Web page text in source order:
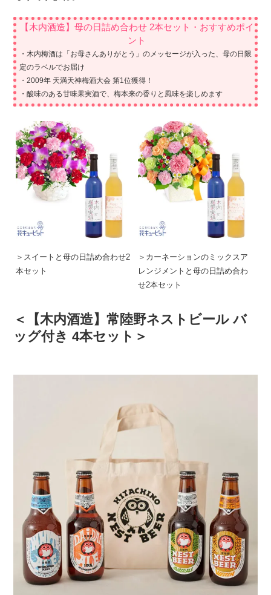
【木内酒造】母の日詰め合わせ 2本セット・おすすめポイ
ント
・木内梅酒は「お母さんありがとう」のメッセージが入った、母の日限
定のラベルでお届け
・2009年 天満天神梅酒大会 第1位獲得！
・酸味のある甘味果実酒で、梅本来の香りと風味を楽しめます
＞スイートと母の日詰め合わせ2
本セット
＞カーネーションのミックスア
レンジメントと母の日詰め合わ
せ2本セット
＜【木内酒造】常陸野ネストビール バ
ッグ付き 4本セット＞